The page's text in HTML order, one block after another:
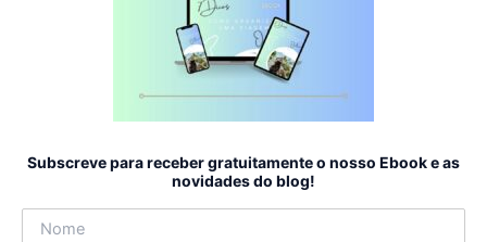
Subscreve para receber gratuitamente o nosso Ebook e as
novidades do blog!